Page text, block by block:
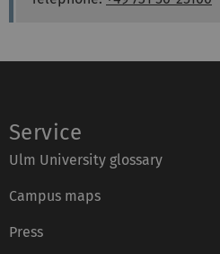
Service
Ulm University glossary
Campus maps
Press